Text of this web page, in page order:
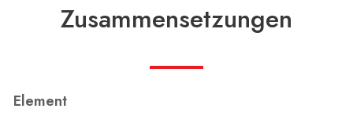
Zusammensetzungen
Element